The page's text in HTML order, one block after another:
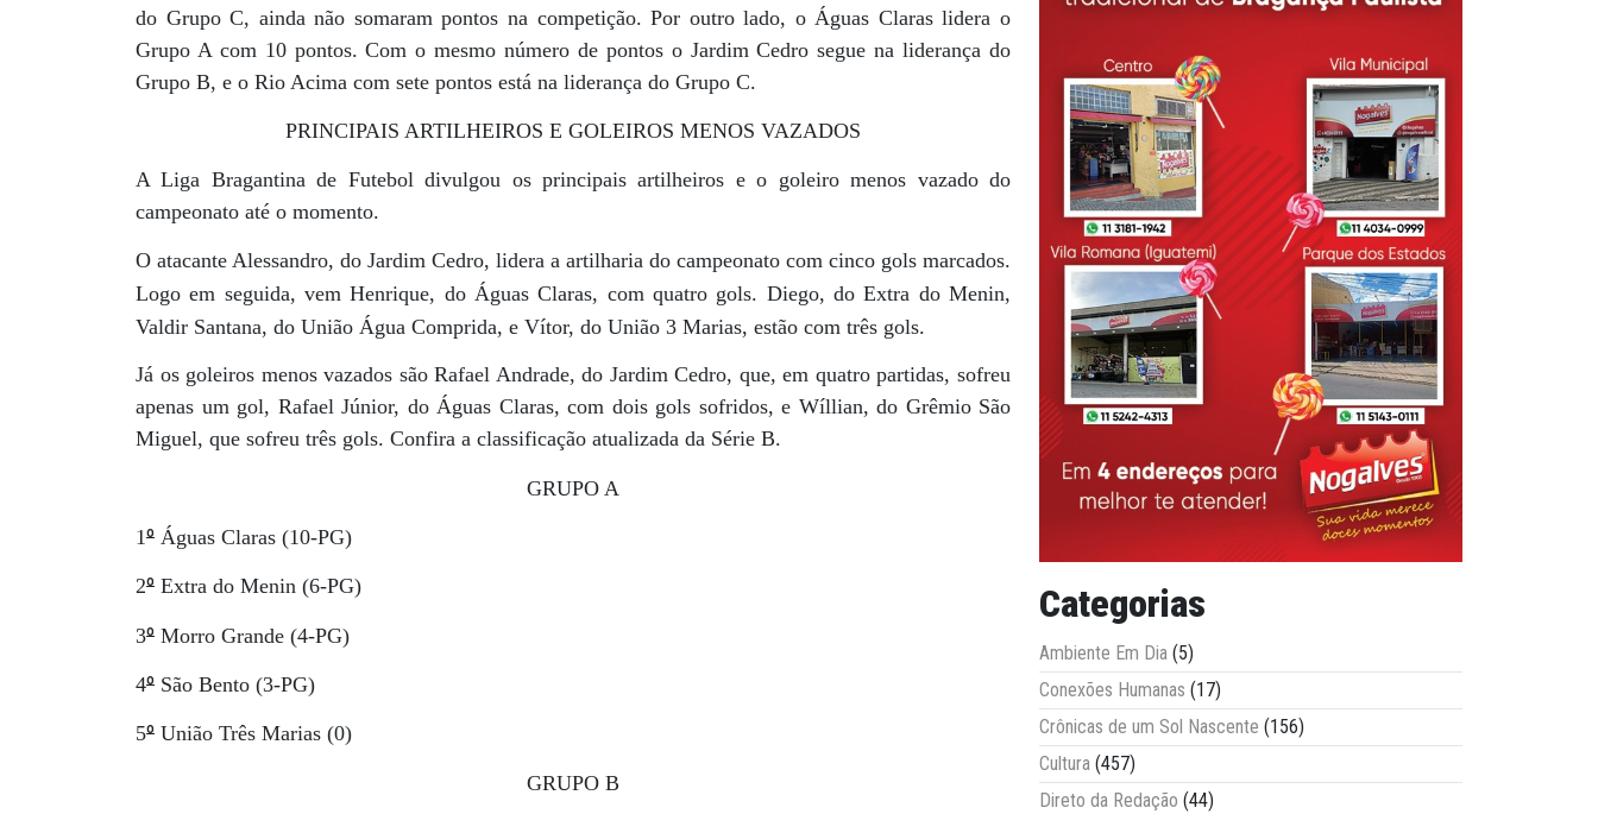
do Grupo C, ainda não somaram pontos na competição. Por outro lado, o Águas Claras lidera o
Grupo A com 10 pontos. Com o mesmo número de pontos o Jardim Cedro segue na liderança do
Grupo B, e o Rio Acima com sete pontos está na liderança do Grupo C.
PRINCIPAIS ARTILHEIROS E GOLEIROS MENOS VAZADOS
A Liga Bragantina de Futebol divulgou os principais artilheiros e o goleiro menos vazado do
campeonato até o momento.
O atacante Alessandro, do Jardim Cedro, lidera a artilharia do campeonato com cinco gols marcados.
Logo em seguida, vem Henrique, do Águas Claras, com quatro gols. Diego, do Extra do Menin,
Valdir Santana, do União Água Comprida, e Vítor, do União 3 Marias, estão com três gols.
Já os goleiros menos vazados são Rafael Andrade, do Jardim Cedro, que, em quatro partidas, sofreu
apenas um gol, Rafael Júnior, do Águas Claras, com dois gols sofridos, e Wíllian, do Grêmio São
Miguel, que sofreu três gols. Confira a classificação atualizada da Série B.
GRUPO A
1º Águas Claras (10-PG)
2º Extra do Menin (6-PG)
3º Morro Grande (4-PG)
4º São Bento (3-PG)
5º União Três Marias (0)
GRUPO B
Categorias
Ambiente Em Dia (5)
Conexões Humanas (17)
Crônicas de um Sol Nascente (156)
Cultura (457)
Direto da Redação (44)